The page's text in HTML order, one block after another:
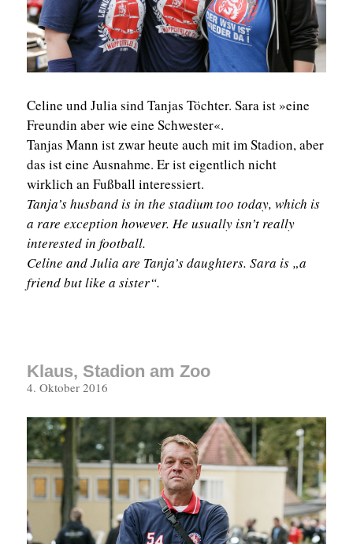
Celine und Julia sind Tanjas Töchter. Sara ist »eine
Freundin aber wie eine Schwester«.
Tanjas Mann ist zwar heute auch mit im Stadion, aber
das ist eine Ausnahme. Er ist eigentlich nicht
wirklich an Fußball interessiert.
Tanja’s husband is in the stadium too today, which is
a rare exception however. He usually isn’t really
interested in football.
Celine and Julia are Tanja’s daughters. Sara is „a
friend but like a sister“.
Klaus, Stadion am Zoo
Veröffentlicht
4. Oktober 2016